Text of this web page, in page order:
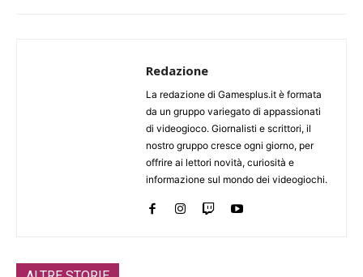
Redazione
La redazione di Gamesplus.it è formata
da un gruppo variegato di appassionati
di videogioco. Giornalisti e scrittori, il
nostro gruppo cresce ogni giorno, per
offrire ai lettori novità, curiosità e
informazione sul mondo dei videogiochi.